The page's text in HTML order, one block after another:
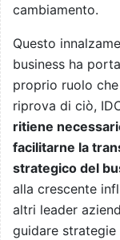
cambiamento.
Questo
business ha
proprio ruolo
riprova di ciò,
ritiene
facilitarne la
strategico del
alla crescente
altri leader
guidare